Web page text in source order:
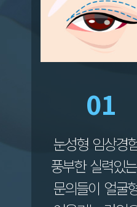
01
눈성형 임상경
풍부한 실력있
문의들이 얼굴